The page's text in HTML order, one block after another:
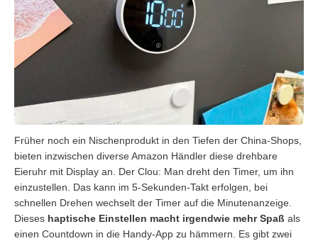
Früher noch ein Nischenprodukt in den Tiefen der China-Shops,
bieten inzwischen diverse Amazon Händler diese drehbare
Eieruhr mit Display an. Der Clou: Man dreht den Timer, um ihn
einzustellen. Das kann im 5-Sekunden-Takt erfolgen, bei
schnellen Drehen wechselt der Timer auf die Minutenanzeige.
Dieses haptische Einstellen macht irgendwie mehr Spaß als
einen Countdown in die Handy-App zu hämmern. Es gibt zwei